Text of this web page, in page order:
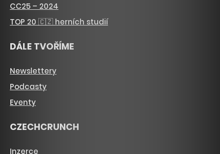
CC25 – 2024
TOP 20 🇨🇿 herních studií
DÁLE TVOŘÍME
Newslettery
Podcasty
Eventy
CZECHCRUNCH
Inzerce